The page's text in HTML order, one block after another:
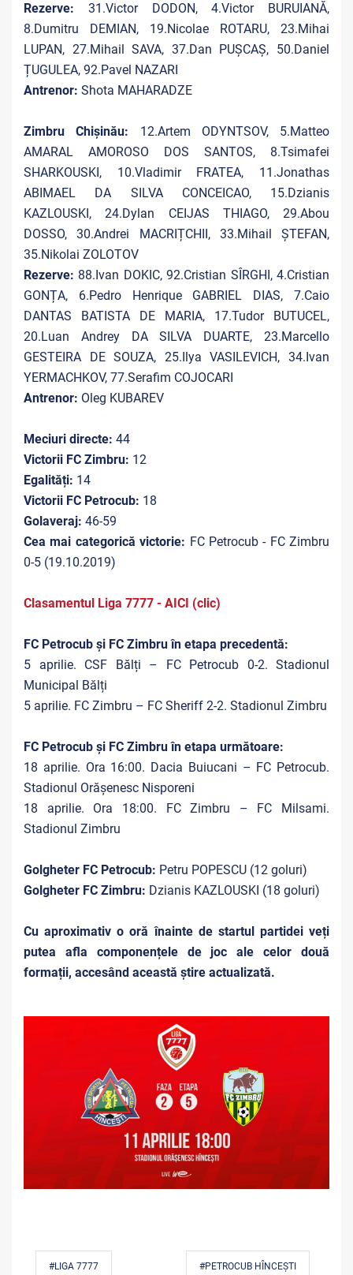
Rezerve: 31.Victor DODON, 4.Victor BURUIANĂ,
8.Dumitru DEMIAN, 19.Nicolae ROTARU, 23.Mihai
LUPAN, 27.Mihail SAVA, 37.Dan PUȘCAȘ, 50.Daniel
ȚUGULEA, 92.Pavel NAZARI
Antrenor: Shota MAHARADZE
Zimbru Chișinău: 12.Artem ODYNTSOV, 5.Matteo
AMARAL AMOROSO DOS SANTOS, 8.Tsimafei
SHARKOUSKI, 10.Vladimir FRATEA, 11.Jonathas
ABIMAEL DA SILVA CONCEICAO, 15.Dzianis
KAZLOUSKI, 24.Dylan CEIJAS THIAGO, 29.Abou
DOSSO, 30.Andrei MACRIȚCHII, 33.Mihail ȘTEFAN,
35.Nikolai ZOLOTOV
Rezerve: 88.Ivan DOKIC, 92.Cristian SÎRGHI, 4.Cristian
GONȚA, 6.Pedro Henrique GABRIEL DIAS, 7.Caio
DANTAS BATISTA DE MARIA, 17.Tudor BUTUCEL,
20.Luan Andrey DA SILVA DUARTE, 23.Marcello
GESTEIRA DE SOUZA, 25.Ilya VASILEVICH, 34.Ivan
YERMACHKOV, 77.Serafim COJOCARI
Antrenor: Oleg KUBAREV
Meciuri directe: 44
Victorii FC Zimbru: 12
Egalități: 14
Victorii FC Petrocub: 18
Golaveraj: 46-59
Cea mai categorică victorie: FC Petrocub - FC Zimbru
0-5 (19.10.2019)
Clasamentul Liga 7777 - AICI (clic)
FC Petrocub și FC Zimbru în etapa precedentă:
5 aprilie. CSF Bălți – FC Petrocub 0-2. Stadionul
Municipal Bălți
5 aprilie. FC Zimbru – FC Sheriff 2-2. Stadionul Zimbru
FC Petrocub și FC Zimbru în etapa următoare:
18 aprilie. Ora 16:00. Dacia Buiucani – FC Petrocub.
Stadionul Orășenesc Nisporeni
18 aprilie. Ora 18:00. FC Zimbru – FC Milsami.
Stadionul Zimbru
Golgheter FC Petrocub: Petru POPESCU (12 goluri)
Golgheter FC Zimbru: Dzianis KAZLOUSKI (18 goluri)
Cu aproximativ o oră înainte de startul partidei veți
putea afla componențele de joc ale celor două
formații, accesând această știre actualizată.
#LIGA 7777 #PETROCUB HÎNCEȘTI